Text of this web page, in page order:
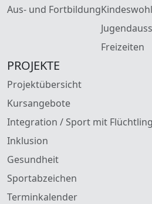
Aus- und Fortbildung
Freizeiten
PROJEKTE
Projektübersicht
Kursangebote
Integration / Sport mit
Inklusion
Gesundheit
Sportabzeichen
Terminkalender